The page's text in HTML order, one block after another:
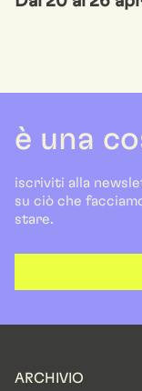
è una
iscriviti alla
su ciò che
stare.
ARCHIVIO